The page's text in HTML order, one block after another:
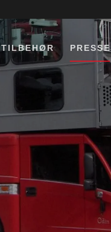
TILBEHØR PRESSE